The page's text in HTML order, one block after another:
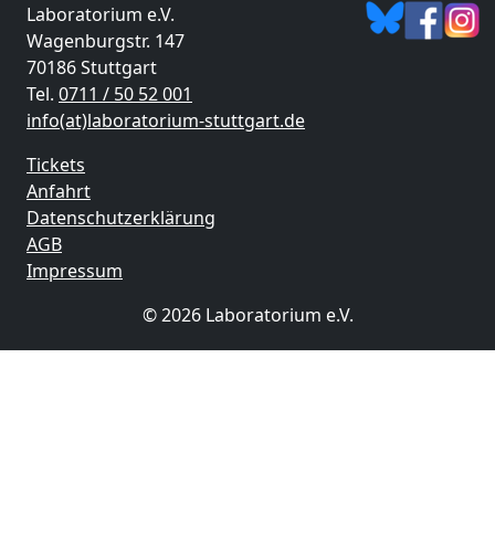
Laboratorium e.V.
Wagenburgstr. 147
70186 Stuttgart
Tel. 0711 / 50 52 001
info(at)laboratorium-stuttgart.de
Tickets
Anfahrt
Datenschutzerklärung
AGB
Impressum
© 2026 Laboratorium e.V.